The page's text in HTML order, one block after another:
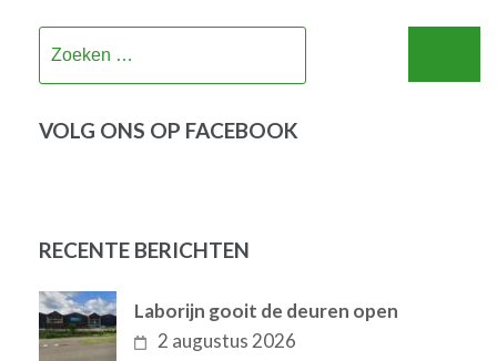
VOLG ONS OP FACEBOOK
RECENTE BERICHTEN
Laborijn gooit de deuren open
2 augustus 2026